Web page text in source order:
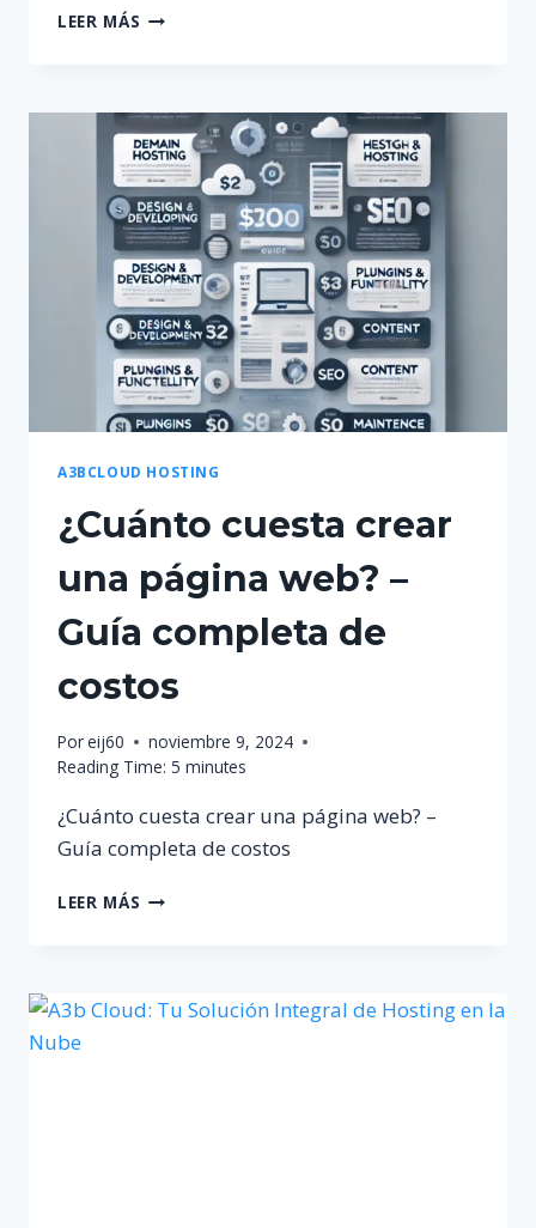
LEER MÁS ¿HACERLA
CONTRATAR
A
UN
PROFESIONAL?
GUÍA
COMPLETA
PARA
TOMAR
LA
MEJOR
DECISIÓN
A3BCLOUD HOSTING
¿Cuánto cuesta crear
una página web? –
Guía completa de
costos
Poreij60
noviembre 9, 2024
Reading Time: 5 minutes
¿Cuánto cuesta crear una página web? –
Guía completa de costos
LEER MÁS ¿CUÁNTO
WEB?